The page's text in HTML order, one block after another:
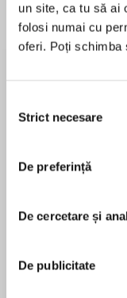
un site, ca tu să ai
folosi numai cu
oferi. Poți schimba
consimțământului
Strict necesare
De preferință
De cercetare și
De publicitate
Elita de Argint (Elita
Desprecarte
La capatul
trezeste pe o